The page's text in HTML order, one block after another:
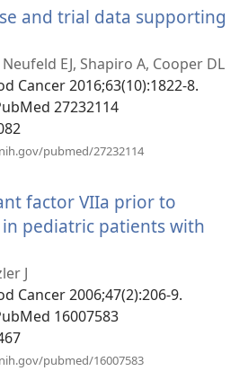
and trial data supporting
EJ, Shapiro A, Cooper DL
Cancer 2016;63(10):1822-8.
27232114
pubmed/27232114
պատուհան)
factor VIIa prior to
pediatric patients with
J
Cancer 2006;47(2):206-9.
16007583
pubmed/16007583